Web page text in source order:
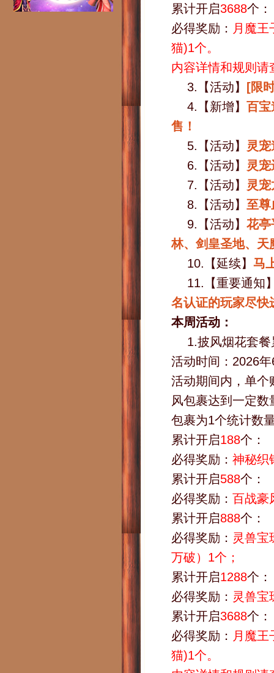
累计开启3688个：
必得奖励： 月魔
猫)1个。
内容详情和规则请
3.【活动】
[限
4.【新增】 百宝
售！
5.【活动】 灵
6.【活动】 灵
7.【活动】 灵
8.【活动】 至尊
9.【活动】 花亭
林、剑皇圣地、天
10.【延续】 马
11.【重要通知
名认证的玩家尽快
本周活动：
1.披风烟花套
活动时间：2026
活动期间内，单个
风包裹达到一定
包裹为1个统计数
累计开启188个：
必得奖励： 神秘织
累计开启588个：
必得奖励： 百战豪
累计开启888个：
必得奖励： 灵兽宝
万破）1个；
累计开启1288个：
必得奖励： 灵兽宝
累计开启3688个：
必得奖励： 月魔
猫)1个。